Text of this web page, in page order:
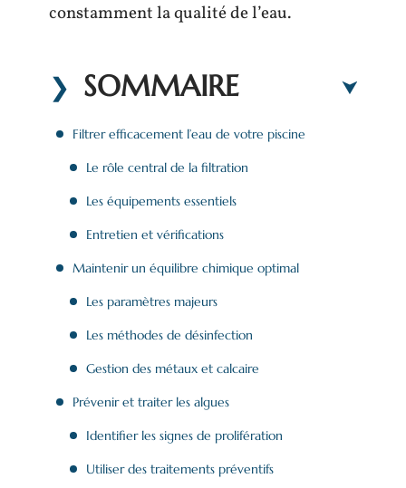
constamment la qualité de l’eau.
SOMMAIRE
Filtrer efficacement l’eau de votre piscine
Le rôle central de la filtration
Les équipements essentiels
Entretien et vérifications
Maintenir un équilibre chimique optimal
Les paramètres majeurs
Les méthodes de désinfection
Gestion des métaux et calcaire
Prévenir et traiter les algues
Identifier les signes de prolifération
Utiliser des traitements préventifs